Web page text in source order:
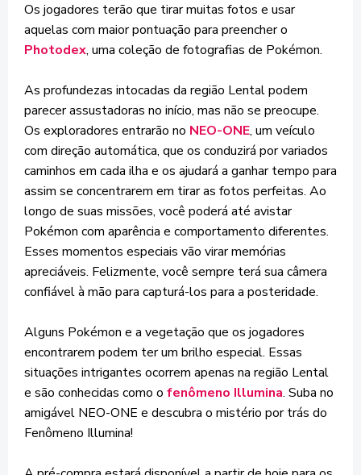
Os jogadores terão que tirar muitas fotos e usar
aquelas com maior pontuação para preencher o
Photodex, uma coleção de fotografias de Pokémon.
As profundezas intocadas da região Lental podem
parecer assustadoras no início, mas não se preocupe.
Os exploradores entrarão no NEO-ONE, um veículo
com direção automática, que os conduzirá por variados
caminhos em cada ilha e os ajudará a ganhar tempo para
assim se concentrarem em tirar as fotos perfeitas. Ao
longo de suas missões, você poderá até avistar
Pokémon com aparência e comportamento diferentes.
Esses momentos especiais vão virar memórias
apreciáveis. Felizmente, você sempre terá sua câmera
confiável à mão para capturá-los para a posteridade.
Alguns Pokémon e a vegetação que os jogadores
encontrarem podem ter um brilho especial. Essas
situações intrigantes ocorrem apenas na região Lental
e são conhecidas como o fenômeno Illumina. Suba no
amigável NEO-ONE e descubra o mistério por trás do
Fenômeno Illumina!